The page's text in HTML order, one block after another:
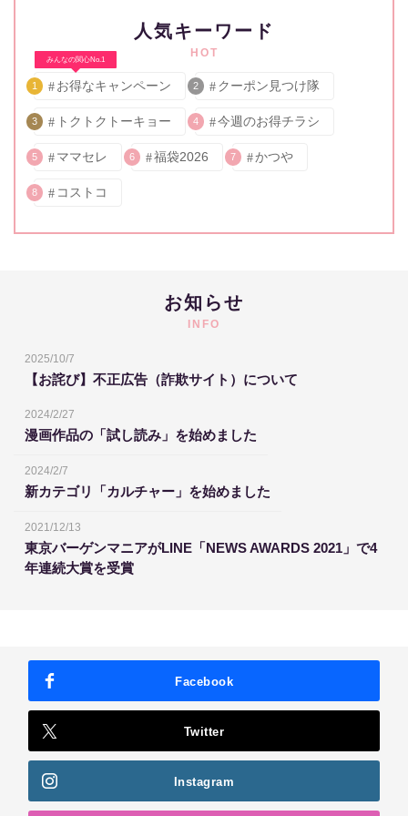
人気キーワード
HOT
みんなの関心No.1
1 お得なキャンペーン 2 クーポン見つけ隊
3 トクトクトーキョー 4 今週のお得チラシ
5 ママセレ 6 福袋2026 7 かつや
8 コストコ
お知らせ
INFO
2025/10/7
【お詫び】不正広告（詐欺サイト）について
2024/2/27
漫画作品の「試し読み」を始めました
2024/2/7
新カテゴリ「カルチャー」を始めました
2021/12/13
東京バーゲンマニアがLINE「NEWS AWARDS 2021」で4
年連続大賞を受賞
Facebook
Twitter
Instagram